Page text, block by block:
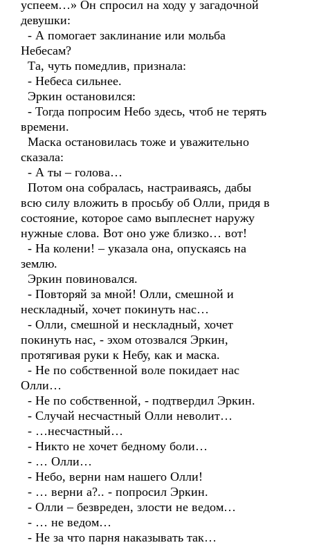
успеем…» Он спросил на ходу у загадочной
девушки:
- А помогает заклинание или мольба
Небесам?
Та, чуть помедлив, признала:
- Небеса сильнее.
Эркин остановился:
- Тогда попросим Небо здесь, чтоб не терять
времени.
Маска остановилась тоже и уважительно
сказала:
- А ты – голова…
Потом она собралась, настраиваясь, дабы
всю силу вложить в просьбу об Олли, придя в
состояние, которое само выплеснет наружу
нужные слова. Вот оно уже близко… вот!
- На колени! – указала она, опускаясь на
землю.
Эркин повиновался.
- Повторяй за мной! Олли, смешной и
нескладный, хочет покинуть нас…
- Олли, смешной и нескладный, хочет
покинуть нас, - эхом отозвался Эркин,
протягивая руки к Небу, как и маска.
- Не по собственной воле покидает нас
Олли…
- Не по собственной, - подтвердил Эркин.
- Случай несчастный Олли неволит…
- …несчастный…
- Никто не хочет бедному боли…
- … Олли…
- Небо, верни нам нашего Олли!
- … верни а?.. - попросил Эркин.
- Олли – безвреден, злости не ведом…
- … не ведом…
- Не за что парня наказывать так…